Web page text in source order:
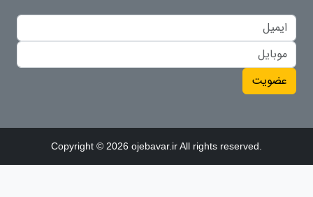
عضویت
Copyright © 2026 ojebavar.ir All rights reserved.